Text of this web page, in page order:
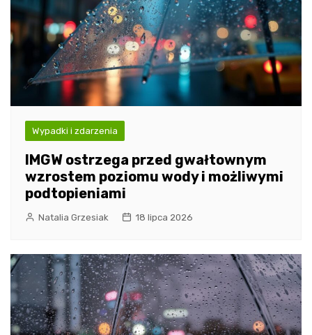
Wypadki i zdarzenia
IMGW ostrzega przed gwałtownym
wzrostem poziomu wody i możliwymi
podtopieniami
Natalia Grzesiak 18 lipca 2026